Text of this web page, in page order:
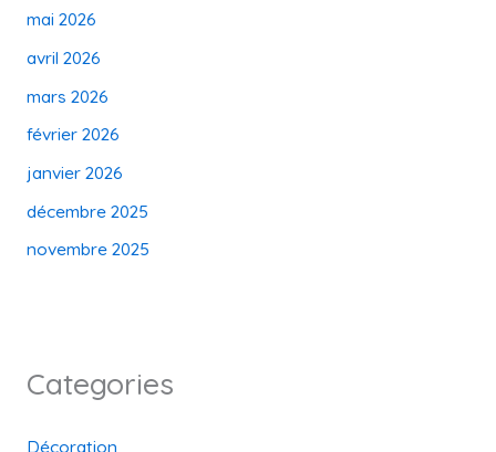
mai 2026
avril 2026
mars 2026
février 2026
janvier 2026
décembre 2025
novembre 2025
Categories
Décoration